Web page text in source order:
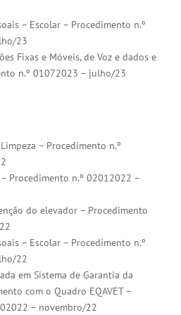
– Escolar – Procedimento n.º
23
Fixas e Móveis, de Voz e dados e
n.º 01072023 – julho/23
– Procedimento n.º
Procedimento n.º 02012022 –
do elevador – Procedimento
– Escolar – Procedimento n.º
22
em Sistema de Garantia da
com o Quadro EQAVET –
– novembro/22